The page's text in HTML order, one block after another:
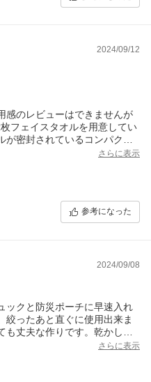
2024/09/12
感のレビューはできませんが
フェイスタオルを用意してい
密封されているコンパクト
てが前提」と注意書きがあり
わらないので問題ないと思っ
さらに表示
参考になった
2024/09/08
ックと防災ポーチに早速入れ
絞ったあと直ぐに使用出来ま
丈夫な作りです。乾かした
。使い捨てを推奨されていま
うです。コンパクトで場所
さらに表示